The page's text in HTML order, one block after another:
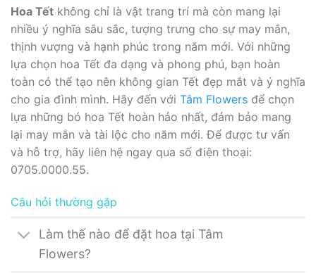
Hoa Tết không chỉ là vật trang trí mà còn mang lại
nhiều ý nghĩa sâu sắc, tượng trưng cho sự may mắn,
thịnh vượng và hạnh phúc trong năm mới. Với những
lựa chọn hoa Tết đa dạng và phong phú, bạn hoàn
toàn có thể tạo nên không gian Tết đẹp mắt và ý nghĩa
cho gia đình mình. Hãy đến với Tâm Flowers để chọn
lựa những bó hoa Tết hoàn hảo nhất, đảm bảo mang
lại may mắn và tài lộc cho năm mới. Để được tư vấn
và hỗ trợ, hãy liên hệ ngay qua số điện thoại:
0705.0000.55.
Câu hỏi thường gặp
Làm thế nào để đặt hoa tại Tâm
Flowers?